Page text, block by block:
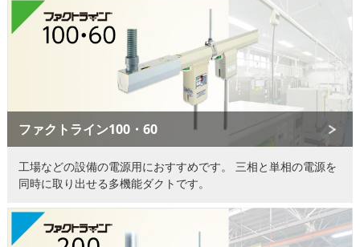
ファクトライン100・60
工場などの設備の電源用におすすめです。
三相と単相の電源を
同時に取り出せる多機能ダクトです。